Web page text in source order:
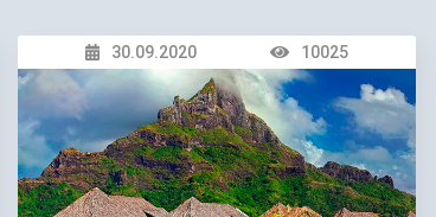
30.09.2020 10025